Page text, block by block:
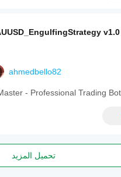
v1.0
ahmedbello82
- Professional Trading Bot
تحميل المزيد